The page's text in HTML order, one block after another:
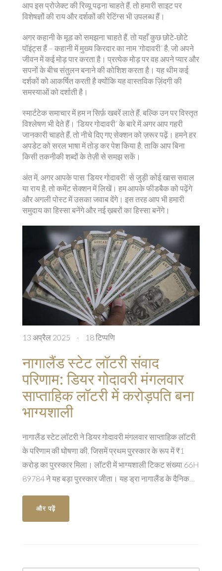
आप इस प्रोजेक्ट की रिव्यू पढ़ना चाहते हैं, तो हमारी साइट पर
विशेषज्ञों की राय और दर्शकों की रेटिंग्स भी उपलब्ध हैं।
अगर कहानी के मूड को समझना चाहते हैं, तो यहाँ कुछ छोटे‑छोटे
पॉइंट्स हैं – कहानी में मुख्य किरदार का नाम ‘गोदावरी’ है, जो अपने
जीवन में कई मोड़ पार करता है। प्रत्येक मोड़ पर वह अपने प्यार और
सपनों के बीच संतुलन बनाने की कोशिश करता है। यह थीम कई
दर्शकों को आकर्षित करती है क्योंकि यह वास्तविक ज़िंदगी की
समस्याओं को दर्शाती है।
स्मार्टटेक समाचार में हम न सिर्फ़ खबरें लाते हैं, बल्कि उन पर विस्तृत
विश्लेषण भी देते हैं। ‘डियर गोदावरी’ के बारे में अगर आप गहरी
जानकारी चाहते हैं, तो नीचे दिए गए सेक्शन को ज़रूर पढ़ें। हमने हर
अपडेट को सरल भाषा में तोड़ कर पेश किया है, ताकि आप बिना
किसी तकनीकी शब्दों के तेज़ी से समझ सकें।
अंत में, अगर आपके पास ‘डियर गोदावरी’ से जुड़ी कोई खास सवाल
या राय है, तो कमेंट सेक्शन में लिखें। हम आपके फीडबैक को पढ़ेंगे
और अगली पोस्ट में उसका जवाब देंगे। इस तरह आप भी हमारी
समुदाय का हिस्सा बनेंगे और नई ख़बरों का हिस्सा बनेंगे।
13 अप्रैल 2025 · 18 टिप्पणि
नागालैंड स्टेट लॉटरी संवाद
परिणाम: डियर गोदावरी मंगलवार
साप्ताहिक लॉटरी में करोड़पति बना
भाग्यशाली
नागालैंड स्टेट लॉटरी ने डियर गोदावरी मंगलवार साप्ताहिक लॉटरी
के परिणाम की घोषणा की, जिसमें प्रथम पुरस्कार के रूप में ₹1
करोड़ का पुरस्कार मिला। लॉटरी में भाग्यशाली टिकट संख्या 66H
89784 ने यह बड़ा पुरस्कार जीता। यह ड्रा नागालैंड के दैनिक
PM, 6 PM, और 8 PM) लॉटरी आयोजन कर अवसर प्रदान
करता है।
और पढ़ें